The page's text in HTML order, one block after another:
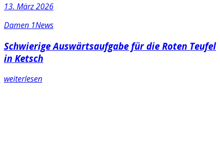
13. März 2026
Damen 1News
Schwierige Auswärtsaufgabe für die Roten Teufel
in Ketsch
weiterlesen